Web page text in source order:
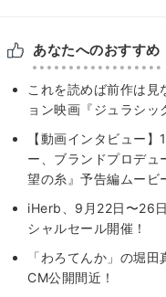
あなたへのおすすめ
これを読めば前作は見
ョン映画『ジュラシッ
【動画インタビュー
ー、ブランドプロデ
望の糸』予告編ムービ
iHerb、9月22日〜26
シャルセール開催！
「わろてんか」の堀
CM公開間近！